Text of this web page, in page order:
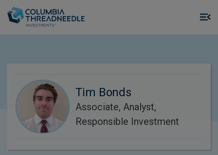
Tim Bonds
Associate, Analyst,
Responsible Investment